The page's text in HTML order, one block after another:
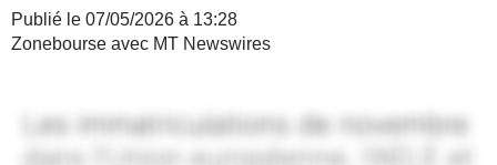
Publié le 07/05/2026 à 13:28
Zonebourse avec MT Newswires